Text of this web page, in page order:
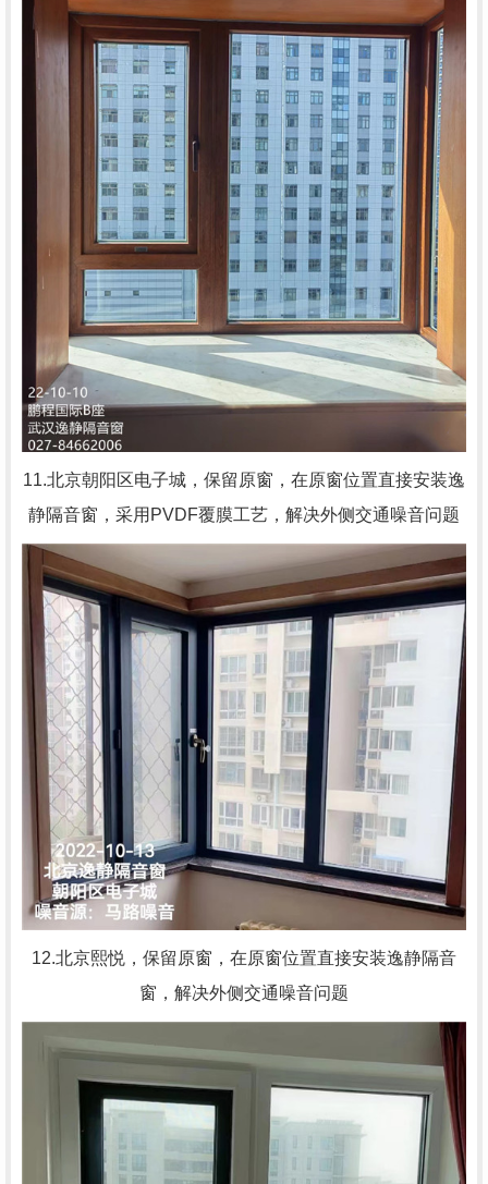
11.北京朝阳区电子城， 保留原窗，在原窗位置直接安装逸
静隔音窗，采用PVDF覆膜工艺，解决外侧交通噪音问题
12.北京熙悦， 保留原窗，在原窗位置直接安装逸静隔音
窗，解决外侧交通噪音问题